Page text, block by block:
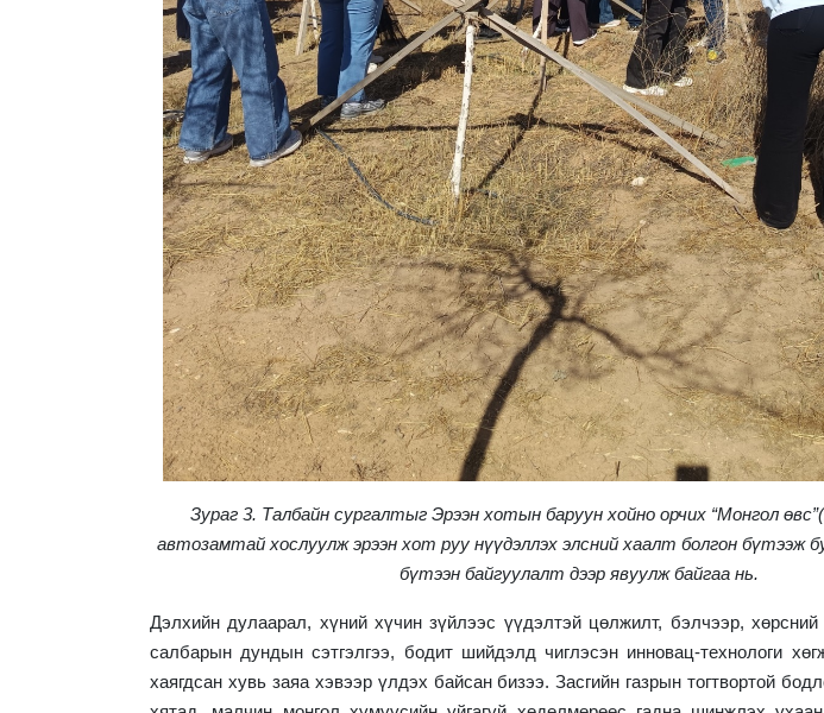
Зураг 3. Талбайн сургалтыг Эрээн хотын баруун хойно орчих “Монгол
автозамтай хослуулж эрээн хот руу нүүдэллэх элсний хаалт болгон бүтээж
бүтээн байгуулалт дээр явуулж байгаа нь.
Дэлхийн дулаарал, хүний хүчин зүйлээс үүдэлтэй цөлжилт, бэлчээр, хөрсний
салбарын дундын сэтгэлгээ, бодит шийдэлд чиглэсэн инновац-технологи
хаягдсан хувь заяа хэвээр үлдэх байсан бизээ. Засгийн газрын тогтвортой